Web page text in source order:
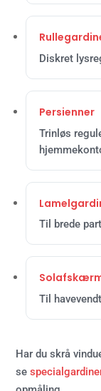
Diskret
Persienner
Trinløs
Til brede
Til
Har du skrå
se